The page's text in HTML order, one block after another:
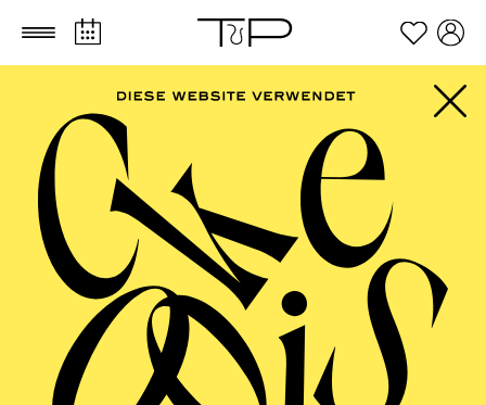
Zum Hauptinhalt springen Zum Footer springen
PHILHARMONIE